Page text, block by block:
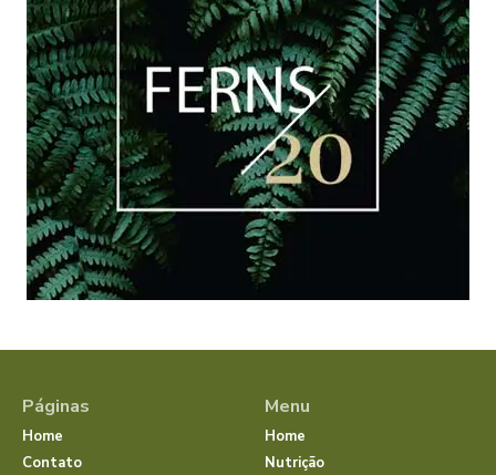
Páginas
Home
Contato
Menu
Home
Nutrição